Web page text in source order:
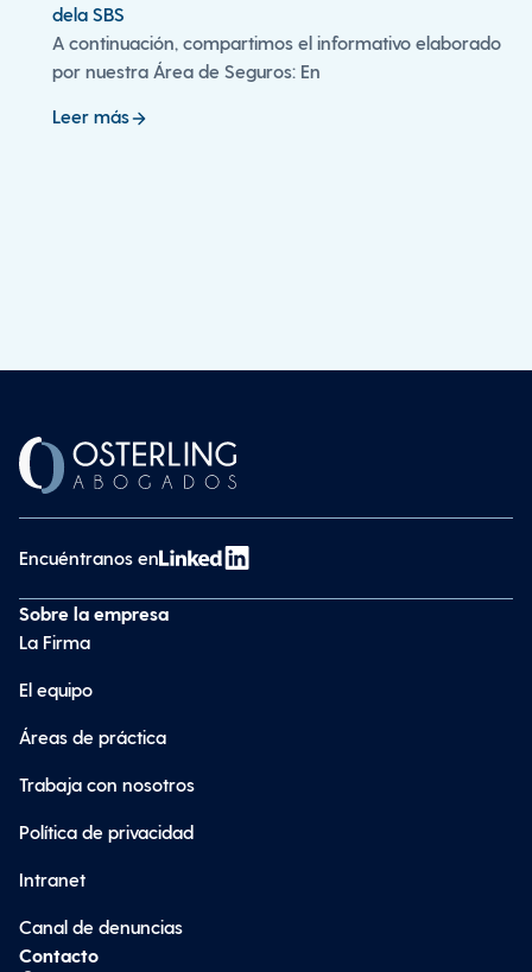
dela SBS
A continuación, compartimos el informativo elaborado
por nuestra Área de Seguros: En
Leer más
Encuéntranos en
Sobre la empresa
La Firma
El equipo
Áreas de práctica
Trabaja con nosotros
Política de privacidad
Intranet
Canal de denuncias
Contacto